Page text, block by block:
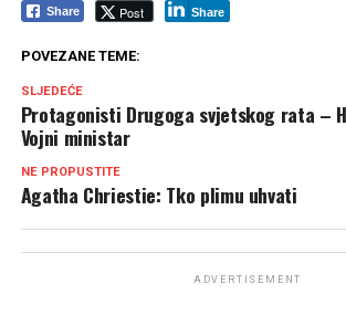
Share Post Share
POVEZANE TEME:
SLJEDEĆE
Protagonisti Drugoga svjetskog rata –
Vojni ministar
NE PROPUSTITE
Agatha Chriestie: Tko plimu uhvati
ADVERTISEMENT